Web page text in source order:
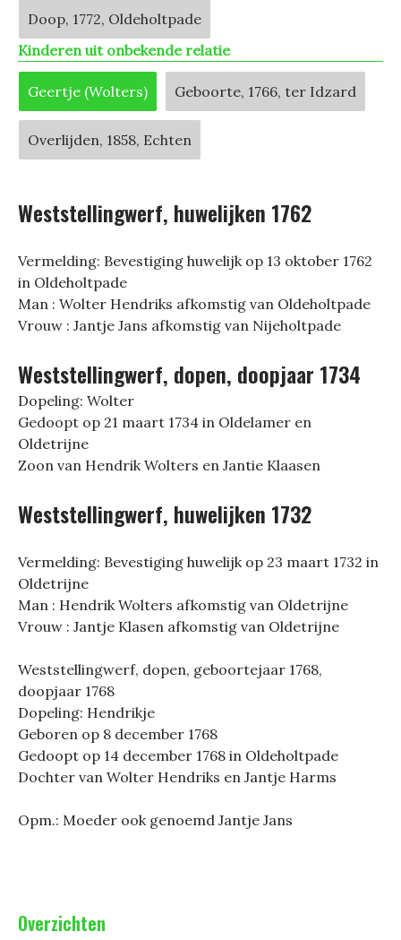
Doop, 1772, Oldeholtpade
Kinderen uit onbekende relatie
Geertje (Wolters) Geboorte, 1766, ter Idzard
Overlijden, 1858, Echten
Weststellingwerf, huwelijken 1762
Vermelding: Bevestiging huwelijk op 13 oktober 1762
in Oldeholtpade
Man : Wolter Hendriks afkomstig van Oldeholtpade
Vrouw : Jantje Jans afkomstig van Nijeholtpade
Weststellingwerf, dopen, doopjaar 1734
Dopeling: Wolter
Gedoopt op 21 maart 1734 in Oldelamer en
Oldetrijne
Zoon van Hendrik Wolters en Jantie Klaasen
Weststellingwerf, huwelijken 1732
Vermelding: Bevestiging huwelijk op 23 maart 1732 in
Oldetrijne
Man : Hendrik Wolters afkomstig van Oldetrijne
Vrouw : Jantje Klasen afkomstig van Oldetrijne
Weststellingwerf, dopen, geboortejaar 1768,
doopjaar 1768
Dopeling: Hendrikje
Geboren op 8 december 1768
Gedoopt op 14 december 1768 in Oldeholtpade
Dochter van Wolter Hendriks en Jantje Harms
Opm.: Moeder ook genoemd Jantje Jans
Overzichten